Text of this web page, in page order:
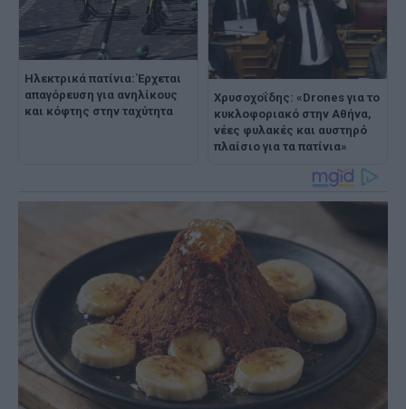
Ηλεκτρικά πατίνια: Έρχεται
απαγόρευση για ανηλίκους
και κόφτης στην ταχύτητα
Χρυσοχοΐδης: «Drones για το
κυκλοφοριακό στην Αθήνα,
νέες φυλακές και αυστηρό
πλαίσιο για τα πατίνια»